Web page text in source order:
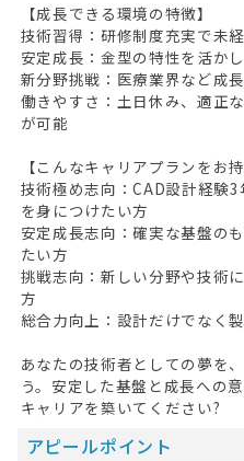
【成長できる環境の特徴】
技術習得：研修制度充実で未
安定成長：金型の特性を活か
新分野挑戦：医療業界など成
働きやすさ：土日休み、適正
が可能
【こんなキャリアプランをお
技術極め志向：CAD設計経験
を身につけたい方
安定成長志向：確実な基盤の
たい方
挑戦志向：新しい分野や技術
方
総合力向上：設計だけでなく
あなたの技術者としての夢を
う。安定した基盤と成長への
キャリアを築いてください?
アピールポイント